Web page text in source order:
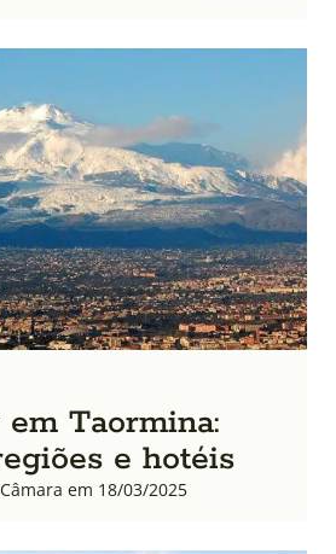
Taormina:
e hotéis
em 18/03/2025